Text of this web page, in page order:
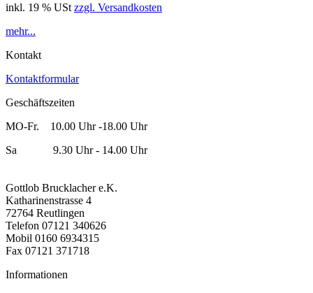
inkl. 19 % USt zzgl. Versandkosten
mehr...
Kontakt
Kontaktformular
Geschäftszeiten
MO-Fr. 10.00 Uhr -18.00 Uhr
Sa 9.30 Uhr - 14.00 Uhr
Gottlob Brucklacher e.K.
Katharinenstrasse 4
72764 Reutlingen
Telefon 07121 340626
Mobil 0160 6934315
Fax 07121 371718
Informationen